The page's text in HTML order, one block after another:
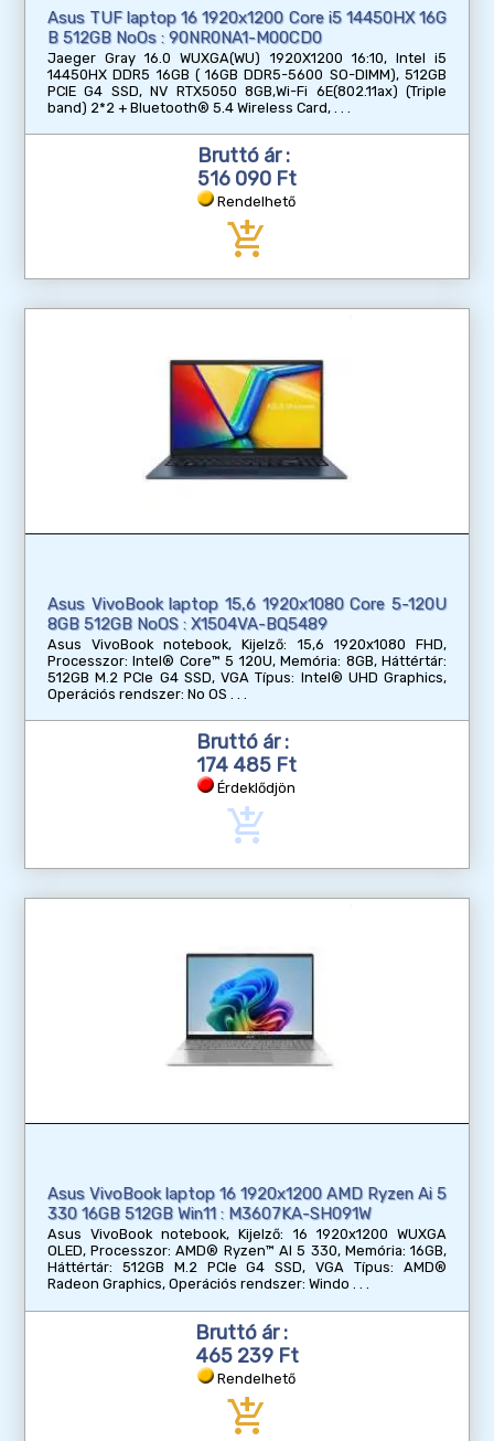
Asus TUF laptop 16 1920x1200 Core i5 14450HX 16G
B 512GB NoOs : 90NR0NA1-M00CD0
Jaeger Gray 16.0 WUXGA(WU) 1920X1200 16:10, Intel i5
14450HX DDR5 16GB ( 16GB DDR5-5600 SO-DIMM), 512GB
PCIE G4 SSD, NV RTX5050 8GB,Wi-Fi 6E(802.11ax) (Triple
band) 2*2 + Bluetooth® 5.4 Wireless Card,
Bruttó ár :
516 090 Ft
Rendelhető
add_shopping_cart
Asus VivoBook laptop 15,6 1920x1080 Core 5-120U
8GB 512GB NoOS : X1504VA-BQ5489
Asus VivoBook notebook, Kijelző: 15,6 1920x1080 FHD,
Processzor: Intel® Core™ 5 120U, Memória: 8GB, Háttértár:
512GB M.2 PCIe G4 SSD, VGA Típus: Intel® UHD Graphics,
Operációs rendszer: No OS
Bruttó ár :
174 485 Ft
Érdeklődjön
add_shopping_cart
Asus VivoBook laptop 16 1920x1200 AMD Ryzen Ai 5
330 16GB 512GB Win11 : M3607KA-SH091W
Asus VivoBook notebook, Kijelző: 16 1920x1200 WUXGA
OLED, Processzor: AMD® Ryzen™ AI 5 330, Memória: 16GB,
Háttértár: 512GB M.2 PCIe G4 SSD, VGA Típus: AMD®
Radeon Graphics, Operációs rendszer: Windo
Bruttó ár :
465 239 Ft
Rendelhető
add_shopping_cart